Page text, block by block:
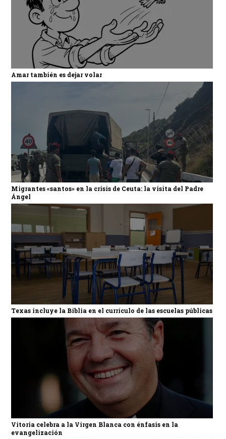
Amar también es dejar volar
Migrantes «santos» en la crisis de Ceuta: la visita del Padre
Ángel
Texas incluye la Biblia en el currículo de las escuelas públicas
Vitoria celebra a la Virgen Blanca con énfasis en la
evangelización